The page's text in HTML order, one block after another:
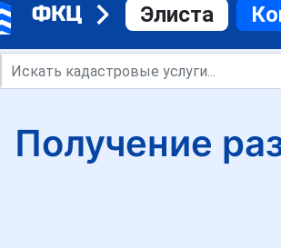
ФКЦ Элиста
Получение